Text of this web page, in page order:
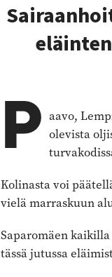
P aavo,
olevista
Kolinasta voi
vielä marraskuun
Saparomäen
tässä jutussa